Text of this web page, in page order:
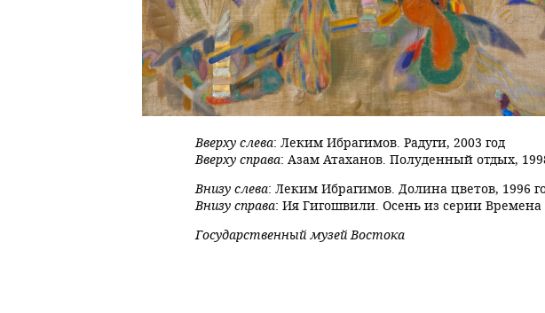
Вверху слева: Леким Ибрагимов. Радуги, 2003 год
Вверху справа: Азам Атаханов. Полуденный отдых,
Внизу слева: Леким Ибрагимов. Долина цветов, 1996
Внизу справа: Ия Гигошвили. Осень из серии Времена
Государственный музей Востока